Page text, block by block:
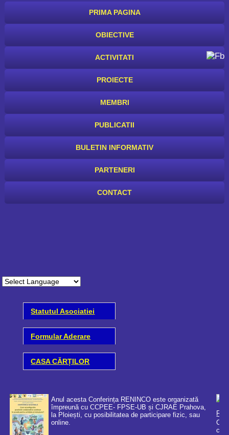
PRIMA PAGINA
OBIECTIVE
ACTIVITATI
PROIECTE
MEMBRI
PUBLICATII
BULETIN INFORMATIV
PARTENERI
CONTACT
Statutul Asociatiei
Formular Aderare
CASA CĂRȚILOR
Adunarea Generala a
Asociației RENINCO ROMANIA -
Rețeaua Națională de Informare și
Cooperare pentru integrarea în comunitate a copiilor și tinerilor cu
cerințe educative speciale s-a desfășurat în data...